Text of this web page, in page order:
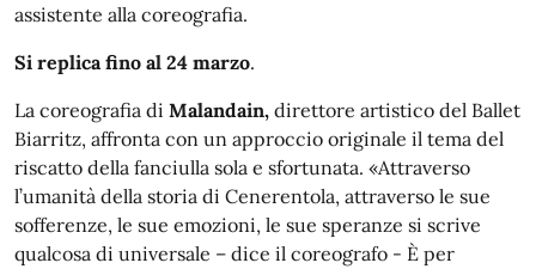
assistente alla coreografia.
Si replica fino al 24 marzo.
La coreografia di Malandain, direttore artistico del Ballet
Biarritz, affronta con un approccio originale il tema del
riscatto della fanciulla sola e sfortunata. «Attraverso
l’umanità della storia di Cenerentola, attraverso le sue
sofferenze, le sue emozioni, le sue speranze si scrive
qualcosa di universale – dice il coreografo - È per